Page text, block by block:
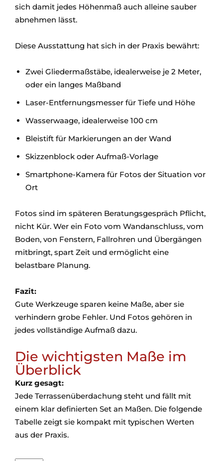
sich damit jedes Höhenmaß auch alleine sauber
abnehmen lässt.
Diese Ausstattung hat sich in der Praxis bewährt:
Zwei Gliedermaßstäbe, idealerweise je 2 Meter,
oder ein langes Maßband
Laser-Entfernungsmesser für Tiefe und Höhe
Wasserwaage, idealerweise 100 cm
Bleistift für Markierungen an der Wand
Skizzenblock oder Aufmaß-Vorlage
Smartphone-Kamera für Fotos der Situation vor
Ort
Fotos sind im späteren Beratungsgespräch Pflicht,
nicht Kür. Wer ein Foto vom Wandanschluss, vom
Boden, von Fenstern, Fallrohren und Übergängen
mitbringt, spart Zeit und ermöglicht eine
belastbare Planung.
Fazit:
Gute Werkzeuge sparen keine Maße, aber sie
verhindern grobe Fehler. Und Fotos gehören in
jedes vollständige Aufmaß dazu.
Die wichtigsten Maße im
Überblick
Kurz gesagt:
Jede Terrassenüberdachung steht und fällt mit
einem klar definierten Set an Maßen. Die folgende
Tabelle zeigt sie kompakt mit typischen Werten
aus der Praxis.